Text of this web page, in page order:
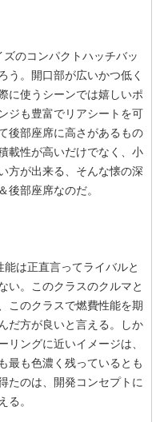
のコンパクトハッチバッ
う。開口部が広いかつ低く
に使うシーンでは嬉しいポ
ジも豊富でリアシートを可
後部座席に高さがあるもの
載性が高いだけでなく、小
方が出来る、そんな懐の深
後部座席なのだ。
は正直言ってライバルと
い。このクラスのクルマと
このクラスで燃費性能を期
だ方が良いと言える。しか
リングに近いイメージは、
最も色濃く残っているとも
たのは、開発コンセプトに
る。